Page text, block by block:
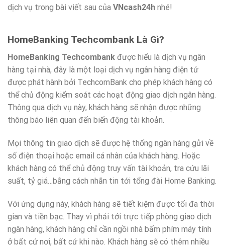
dịch vụ trong bài viết sau của VNcash24h nhé!
HomeBanking Techcombank Là Gì?
HomeBanking Techcombank được hiểu là dịch vụ ngân
hàng tại nhà, đây là một loại dịch vụ ngân hàng điện tử
được phát hành bởi TechcomBank cho phép khách hàng có
thể chủ động kiểm soát các hoạt động giao dịch ngân hàng.
Thông qua dịch vụ này, khách hàng sẽ nhận được những
thông báo liên quan đến biến động tài khoản.
Mọi thông tin giao dịch sẽ được hệ thống ngân hàng gửi về
số điện thoại hoặc email cá nhân của khách hàng. Hoặc
khách hàng có thể chủ động truy vấn tài khoản, tra cứu lãi
suất, tỷ giá…bằng cách nhắn tin tới tổng đài Home Banking.
Với ứng dụng này, khách hàng sẽ tiết kiệm được tối đa thời
gian và tiền bạc. Thay vì phải tới trực tiếp phòng giao dịch
ngân hàng, khách hàng chỉ cần ngồi nhà bấm phím máy tính
ở bất cứ nơi, bất cứ khi nào. Khách hàng sẽ có thêm nhiều